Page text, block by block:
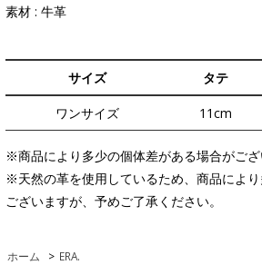
素材 : 牛革
サイズ タテ
ワンサイズ 11cm
※商品により多少の個体差がある場合がござ
※天然の革を使用しているため、商品によ
ございますが、予めご了承ください。
ホーム > ERA.